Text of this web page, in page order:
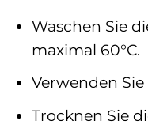
Waschen Sie
maximal 60°C.
Verwenden
Trocknen Sie